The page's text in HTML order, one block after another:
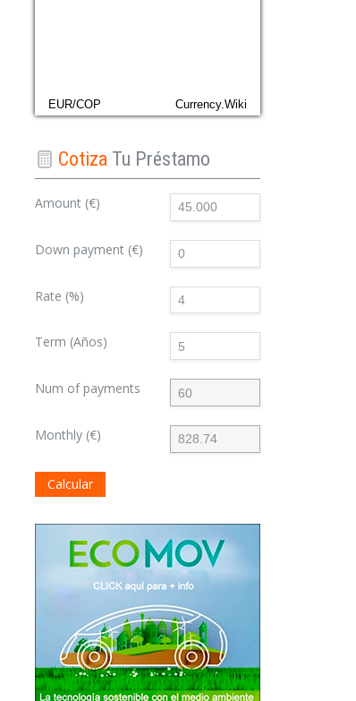
EUR/COP Currency.Wiki
Cotiza Tu Préstamo
Amount (€)
Down payment (€)
Rate (%)
Term (Años)
Num of payments
Monthly (€)
Calcular